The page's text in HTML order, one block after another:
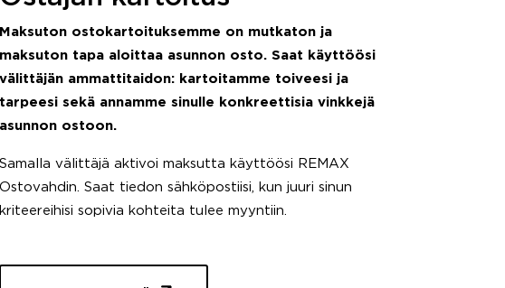
Maksuton ostokartoituksemme on mutkaton ja
maksuton tapa aloittaa asunnon osto. Saat käyttöösi
välittäjän ammattitaidon: kartoitamme toiveesi ja
tarpeesi sekä annamme sinulle konkreettisia vinkkejä
asunnon ostoon.
Samalla välittäjä aktivoi maksutta käyttöösi REMAX
Ostovahdin. Saat tiedon sähköpostiisi, kun juuri sinun
kriteereihisi sopivia kohteita tulee myyntiin.